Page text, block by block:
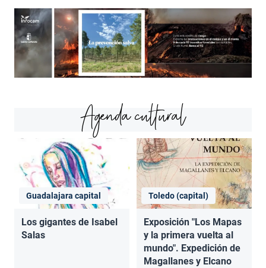
Agenda cultural
Guadalajara capital
Los gigantes de Isabel
Salas
Toledo (capital)
Exposición "Los Mapas
y la primera vuelta al
mundo". Expedición de
Magallanes y Elcano